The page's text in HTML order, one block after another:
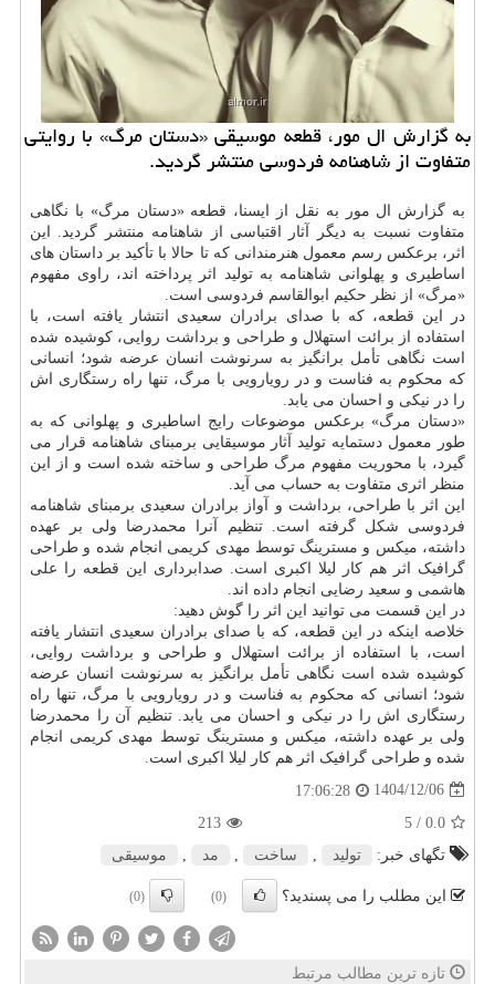
به گزارش ال مور، قطعه موسیقی «دستان مرگ» با روایتی
متفاوت از شاهنامه فردوسی منتشر گردید.
به گزارش ال مور به نقل از ایسنا، قطعه «دستان مرگ» با نگاهی
متفاوت نسبت به دیگر آثار اقتباسی از شاهنامه منتشر گردید. این
اثر، برعکس رسم معمول هنرمندانی که تا حالا با تأکید بر داستان های
اساطیری و پهلوانی شاهنامه به تولید اثر پرداخته اند، راوی مفهوم
«مرگ» از نظر حکیم ابوالقاسم فردوسی است.
در این قطعه، که با صدای برادران سعیدی انتشار یافته است، با
استفاده از برائت استهلال و طراحی و برداشت روایی، کوشیده شده
است نگاهی تأمل برانگیز به سرنوشت انسان عرضه شود؛ انسانی
که محکوم به فناست و در رویارویی با مرگ، تنها راه رستگاری اش
را در نیکی و احسان می یابد.
«دستان مرگ» برعکس موضوعات رایج اساطیری و پهلوانی که به
طور معمول دستمایه تولید آثار موسیقایی برمبنای شاهنامه قرار می
گیرد، با محوریت مفهوم مرگ طراحی و ساخته شده است و از این
منظر اثری متفاوت به حساب می آید.
این اثر با طراحی، برداشت و آواز برادران سعیدی برمبنای شاهنامه
فردوسی شکل گرفته است. تنظیم آنرا محمدرضا ولی بر عهده
داشته، میکس و مسترینگ توسط مهدی کریمی انجام شده و طراحی
گرافیک اثر هم کار لیلا اکبری است. صدابرداری این قطعه را علی
هاشمی و سعید رضایی انجام داده اند.
در این قسمت می توانید این اثر را گوش دهید:
خلاصه اینکه در این قطعه، که با صدای برادران سعیدی انتشار یافته
است، با استفاده از برائت استهلال و طراحی و برداشت روایی،
کوشیده شده است نگاهی تأمل برانگیز به سرنوشت انسان عرضه
شود؛ انسانی که محکوم به فناست و در رویارویی با مرگ، تنها راه
رستگاری اش را در نیکی و احسان می یابد. تنظیم آن را محمدرضا
ولی بر عهده داشته، میکس و مسترینگ توسط مهدی کریمی انجام
شده و طراحی گرافیک اثر هم کار لیلا اکبری است.
1404/12/06
17:06:28
0.0
/ 5
213
تگهای خبر:
تولید , ساخت , مد , موسیقی
این مطلب را می پسندید؟ (0)
(0)
تازه ترین مطالب مرتبط